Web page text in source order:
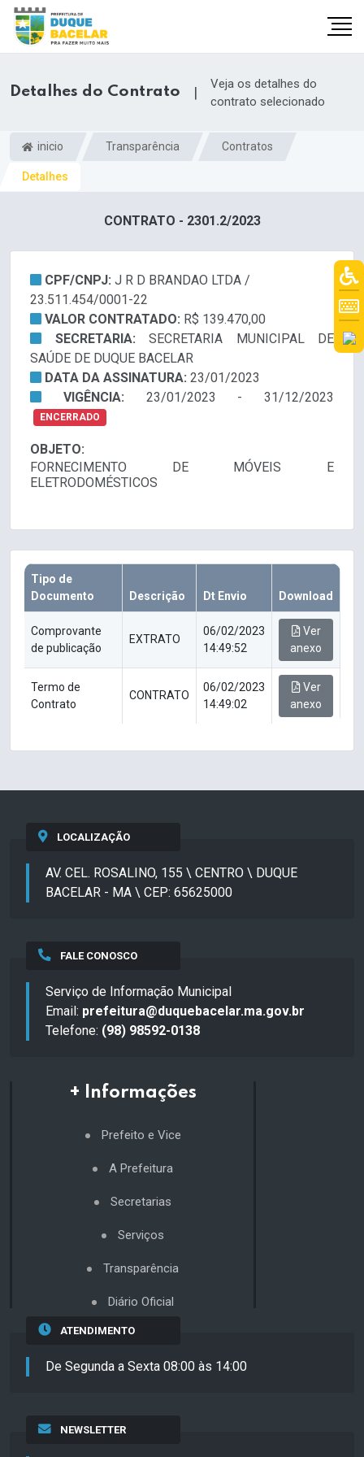
Detalhes do Contrato |
Veja os detalhes do
contrato selecionado
inicio Transparência Contratos
Detalhes
CONTRATO - 2301.2/2023
CPF/CNPJ: J R D BRANDAO LTDA /
23.511.454/0001-22
VALOR CONTRATADO: R$ 139.470,00
SECRETARIA: SECRETARIA MUNICIPAL DE
SAÚDE DE DUQUE BACELAR
DATA DA ASSINATURA: 23/01/2023
VIGÊNCIA: 23/01/2023 - 31/12/2023
ENCERRADO
OBJETO:
FORNECIMENTO DE MÓVEIS E
ELETRODOMÉSTICOS
Tipo de
Documento
Descrição Dt Envio Download
Comprovante
de publicação
EXTRATO
06/02/2023
14:49:52
Ver
anexo
Termo de
Contrato
CONTRATO
06/02/2023
14:49:02
Ver
anexo
LOCALIZAÇÃO
AV. CEL. ROSALINO, 155 \ CENTRO \ DUQUE
BACELAR - MA \ CEP: 65625000
FALE CONOSCO
Serviço de Informação Municipal
Email: prefeitura@duquebacelar.ma.gov.br
Telefone: (98) 98592-0138
+ Informações
Prefeito e Vice
A Prefeitura
Secretarias
Serviços
Transparência
Diário Oficial
ATENDIMENTO
De Segunda a Sexta 08:00 às 14:00
NEWSLETTER